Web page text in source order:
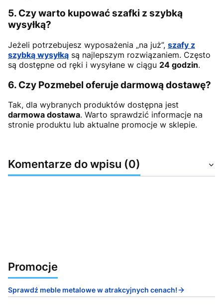
5. Czy warto kupować szafki z szybką
wysyłką?
Jeżeli potrzebujesz wyposażenia „na już”, szafy z
szybką wysyłką są najlepszym rozwiązaniem. Często
są dostępne od ręki i wysyłane w ciągu 24 godzin.
6. Czy Pozmebel oferuje darmową dostawę?
Tak, dla wybranych produktów dostępna jest
darmowa dostawa. Warto sprawdzić informacje na
stronie produktu lub aktualne promocje w sklepie.
Komentarze do wpisu (0)
Promocje
Sprawdź meble metalowe w atrakcyjnych cenach!